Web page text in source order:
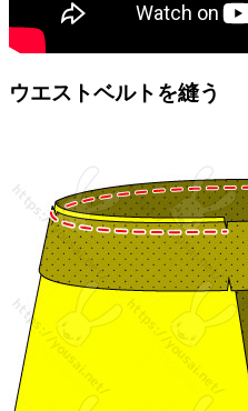
ウエストベルトを縫う